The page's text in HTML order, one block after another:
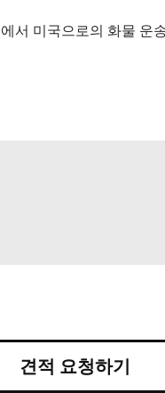
서 미국으로의 화물 운
견적 요청하기